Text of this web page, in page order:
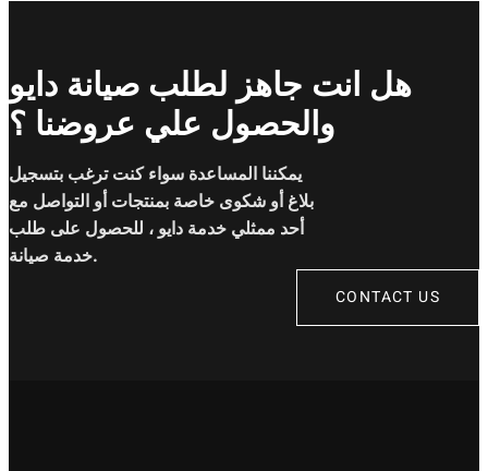
هل انت جاهز لطلب صيانة دايو
والحصول علي عروضنا ؟
يمكننا المساعدة سواء كنت ترغب بتسجيل
بلاغ أو شكوى خاصة بمنتجات أو التواصل مع
أحد ممثلي خدمة دايو ، للحصول على طلب
خدمة صيانة.
CONTACT US